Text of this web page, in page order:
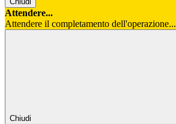
Attendere...
Attendere il completamento dell'operazione...
Chiudi